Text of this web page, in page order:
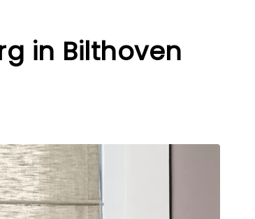
in Bilthoven